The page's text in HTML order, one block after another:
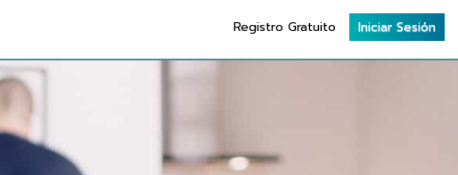
Registro Gratuito Iniciar Sesión